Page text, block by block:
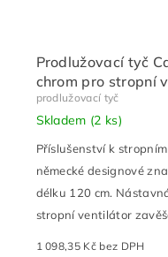
Prodlužovací tyč
chrom pro stropní
prodlužovací tyč
Skladem (2 ks)
Příslušenství k
německé designové
délku 120 cm.
stropní ventilátor
1 098,35 Kč bez DPH